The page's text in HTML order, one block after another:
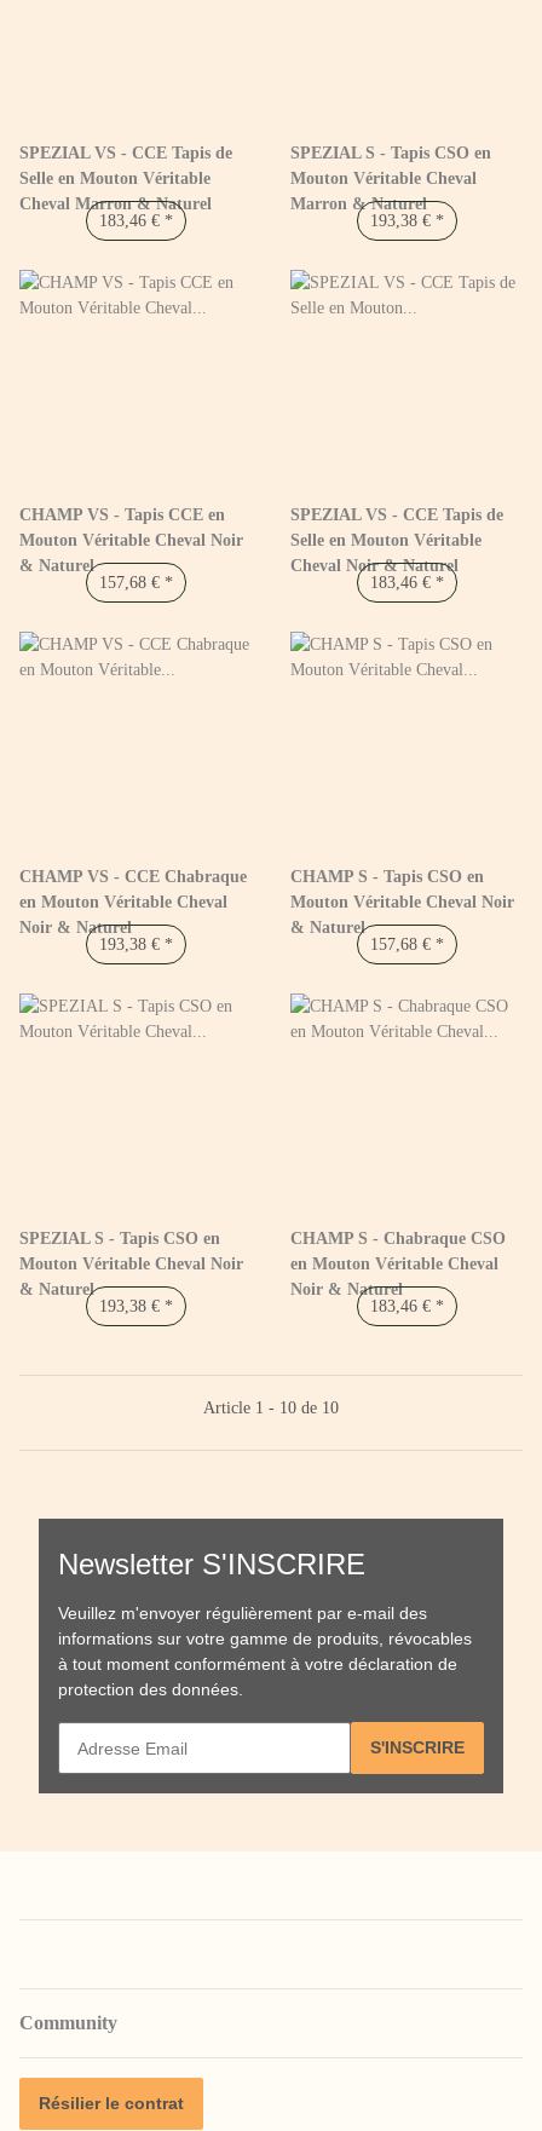
SPEZIAL VS - CCE Tapis de
Selle en Mouton Véritable
Cheval Marron & Naturel
183,46 € *
SPEZIAL S - Tapis CSO en
Mouton Véritable Cheval
Marron & Naturel
193,38 € *
CHAMP VS - Tapis CCE en
Mouton Véritable Cheval Noir
& Naturel
157,68 € *
SPEZIAL VS - CCE Tapis de
Selle en Mouton Véritable
Cheval Noir & Naturel
183,46 € *
CHAMP VS - CCE Chabraque
en Mouton Véritable Cheval
Noir & Naturel
193,38 € *
CHAMP S - Tapis CSO en
Mouton Véritable Cheval Noir
& Naturel
157,68 € *
SPEZIAL S - Tapis CSO en
Mouton Véritable Cheval Noir
& Naturel
193,38 € *
CHAMP S - Chabraque CSO
en Mouton Véritable Cheval
Noir & Naturel
183,46 € *
Article 1 - 10 de 10
Newsletter S'INSCRIRE
Veuillez m'envoyer régulièrement par e-mail des
informations sur votre gamme de produits, révocables
à tout moment conformément à votre déclaration de
protection des données
S'INSCRIRE
Community
Résilier le contrat